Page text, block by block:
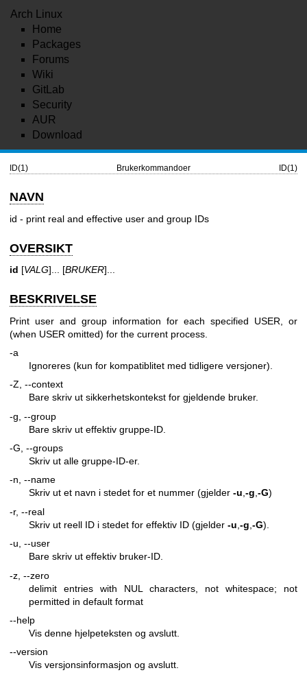
Arch Linux
Home
Packages
Forums
Wiki
GitLab
Security
AUR
Download
ID(1) Brukerkommandoer ID(1)
NAVN
id - print real and effective user and group IDs
OVERSIKT
id [VALG]... [BRUKER]...
BESKRIVELSE
Print user and group information for each specified USER, or
(when USER omitted) for the current process.
-a
Ignoreres (kun for kompatiblitet med tidligere versjoner).
-Z, --context
Bare skriv ut sikkerhetskontekst for gjeldende bruker.
-g, --group
Bare skriv ut effektiv gruppe-ID.
-G, --groups
Skriv ut alle gruppe-ID-er.
-n, --name
Skriv ut et navn i stedet for et nummer (gjelder -u,-g,-G)
-r, --real
Skriv ut reell ID i stedet for effektiv ID (gjelder -u -g -G).
-u, --user
Bare skriv ut effektiv bruker-ID.
-z, --zero
delimit entries with NUL characters, not whitespace; not
permitted in default format
--help
Vis denne hjelpeteksten og avslutt.
--version
Vis versjonsinformasjon og avslutt.